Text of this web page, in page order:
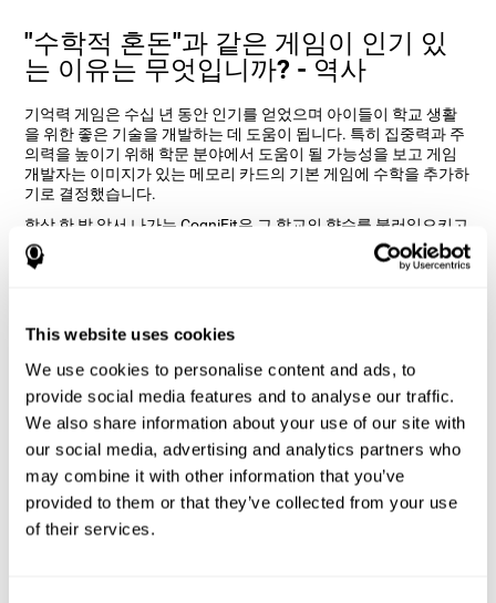
This website uses cookies
We use cookies to personalise content and ads, to
provide social media features and to analyse our traffic.
We also share information about your use of our site with
our social media, advertising and analytics partners who
may combine it with other information that you’ve
provided to them or that they’ve collected from your use
of their services.
"수학적 혼돈"과 같은 게임이 인기 있
는 이유는 무엇입니까? - 역사
기억력 게임은 수십 년 동안 인기를 얻었으며 아이들이 학교 생활
을 위한 좋은 기술을 개발하는 데 도움이 됩니다. 특히 집중력과 주
의력을 높이기 위해 학문 분야에서 도움이 될 가능성을 보고 게임
개발자는 이미지가 있는 메모리 카드의 기본 게임에 수학을 추가하
기로 결정했습니다.
항상 한 발 앞서 나가는 CogniFit은 그 학교의 향수를 불러일으키고
우리의 기억력을 선명하게 유지하는 게임을 만들기로 결정했습니
다. 수학 연산을 수행하는 동안 이미지에 가치를 추가하고 그리드
두뇌 게임 "수학적 혼돈"은 어떻게 내
인지 능력을 향상시키나요?
수학적 혼돈 게임은 인식 및 비언어적 기억과 관련된 능력을 자극
하려고 합니다. CogniFit의 수학적 혼돈과 같은 게임을 반복적으로
플레이하고 지속적으로 훈련하면 특정 신경 활성화 패턴을 자극하
여 신경 회로가 약화되거나 손상된 인지 기능을 재구성하고 복구하
는 데 도움이 됩니다.우리의 능력을 지속적으로 자극하면 새로운
시냅스를 만들고 신경 회로를 재구성하며 인지 기능을 개선하는데
도움이 될 수 있습니다.